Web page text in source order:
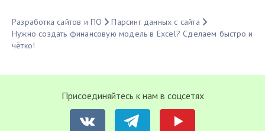
Разработка сайтов и ПО
Парсинг данных с сайта
Нужно создать финансовую модель в Excel? Сделаем быстро и
чётко!
Присоединяйтесь к нам в соцсетях